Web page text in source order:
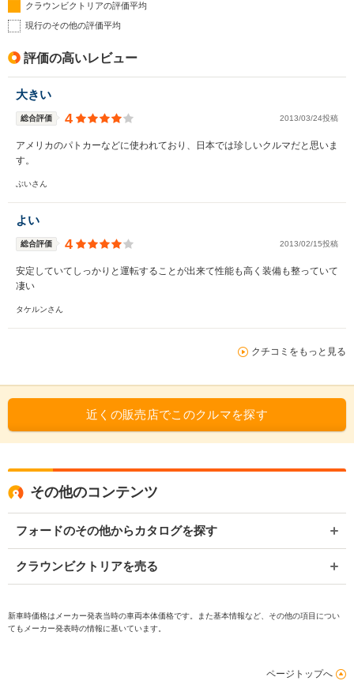
クラウンビクトリアの評価平均
現行のその他の評価平均
評価の高いレビュー
大きい
総合評価 4 2013/03/24投稿
アメリカのパトカーなどに使われており、日本では珍しいクルマだと思いま
す。
ぶいさん
よい
総合評価 4 2013/02/15投稿
安定していてしっかりと運転することが出来て性能も高く装備も整っていて
凄い
タケルンさん
クチコミをもっと見る
近くの販売店でこのクルマを探す
その他のコンテンツ
フォードのその他からカタログを探す
クラウンビクトリアを売る
新車時価格はメーカー発表当時の車両本体価格です。また基本情報など、その他の項目につい
てもメーカー発表時の情報に基いています。
ページトップへ